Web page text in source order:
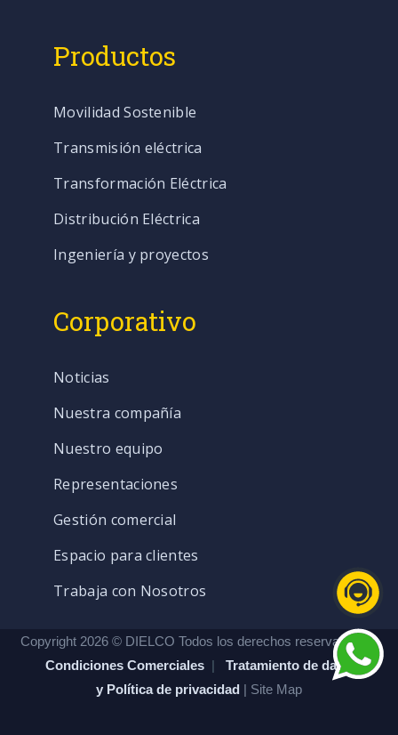
Productos
Movilidad Sostenible
Transmisión eléctrica
Transformación Eléctrica
Distribución Eléctrica
Ingeniería y proyectos
Corporativo
Noticias
Nuestra compañía
Nuestro equipo
Representaciones
Gestión comercial
Espacio para clientes
Trabaja con Nosotros
Copyright 2026 © DIELCO Todos los derechos reservados. |
Condiciones Comerciales | Tratamiento de datos
y Política de privacidad | Site Map